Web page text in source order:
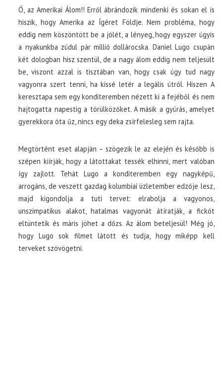
Ó, az Amerikai Álom!! Erről ábrándozik mindenki és sokan el is
hiszik, hogy Amerika az Ígéret Földje. Nem probléma, hogy
eddig nem köszöntött be a jólét, a lényeg, hogy egyszer úgyis
a nyakunkba zúdul pár millió dollárocska. Daniel Lugo csupán
két dologban hisz szentül, de a nagy álom eddig nem teljesült
be, viszont azzal is tisztában van, hogy csak úgy tud nagy
vagyonra szert tenni, ha kissé letér a legális útról. Hiszen A
keresztapa sem egy konditeremben nézett ki a fejéből és nem
hajtogatta napestig a törülközőket. A másik a gyúrás, amelyet
gyerekkora óta űz, nincs egy deka zsírfelesleg sem rajta.
Megtörtént eset alapján – szögezik le az elején és később is
szépen kiírják, hogy a látottakat tessék elhinni, mert valóban
így zajlott. Tehát Lugo a konditeremben egy nagyképű,
arrogáns, de veszett gazdag kolumbiai üzletember edzője lesz,
majd kigondolja a tuti tervet: elrabolja a vagyonos,
unszimpatikus alakot, hatalmas vagyonát átíratják, a fickót
eltüntetik és máris jöhet a dőzs. Az álom beteljesül! Még jó,
hogy Lugo sok filmet látott és tudja, hogy miképp kell
terveket szövögetni.